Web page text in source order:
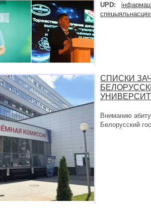
UPD:
СПИСКИ
Вниманию
Белорусский